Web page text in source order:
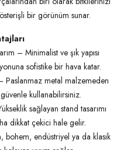
bir görünüm sunar.
– Minimalist ve şık yapısı
sofistike bir hava katar.
Paslanmaz metal malzemeden
kullanabilirsiniz.
sağlayan stand tasarımı
dikkat çekici hale gelir.
endüstriyel ya da klasik